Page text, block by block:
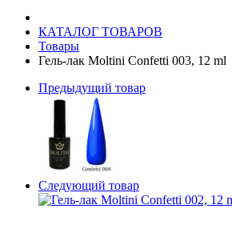
КАТАЛОГ ТОВАРОВ
Товары
Гель-лак Moltini Confetti 003, 12 ml
Предыдущий товар
Следующий товар